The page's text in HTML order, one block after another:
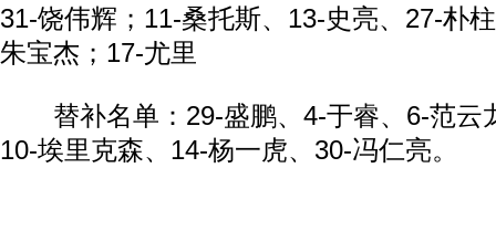
31-饶伟辉；11-桑托斯、13-史亮、27-朴
朱宝杰；17-尤里
替补名单：29-盛鹏、4-于睿、6-范云
10-埃里克森、14-杨一虎、30-冯仁亮。